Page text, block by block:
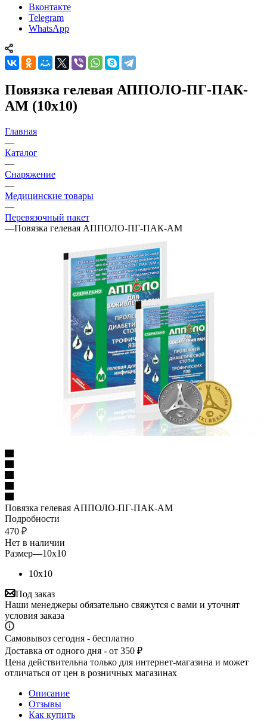
Вконтакте
Telegram
WhatsApp
Повязка гелевая АППОЛО-ПГ-ПАК-
АМ (10х10)
Главная
—
Каталог
—
Снаряжение
—
Медицинские товары
—
Перевязочный пакет
—Повязка гелевая АППОЛО-ПГ-ПАК-АМ
Повязка гелевая АППОЛО-ПГ-ПАК-АМ
Подробности
470 ₽
Нет в наличии
Размер—10х10
10х10
Под заказ
Наши менеджеры обязательно свяжутся с вами и уточнят
условия заказа
Самовывоз сегодня - бесплатно
Доставка от одного дня - от 350 ₽
Цена действительна только для интернет-магазина и может
отличаться от цен в розничных магазинах
Описание
Отзывы
Как купить